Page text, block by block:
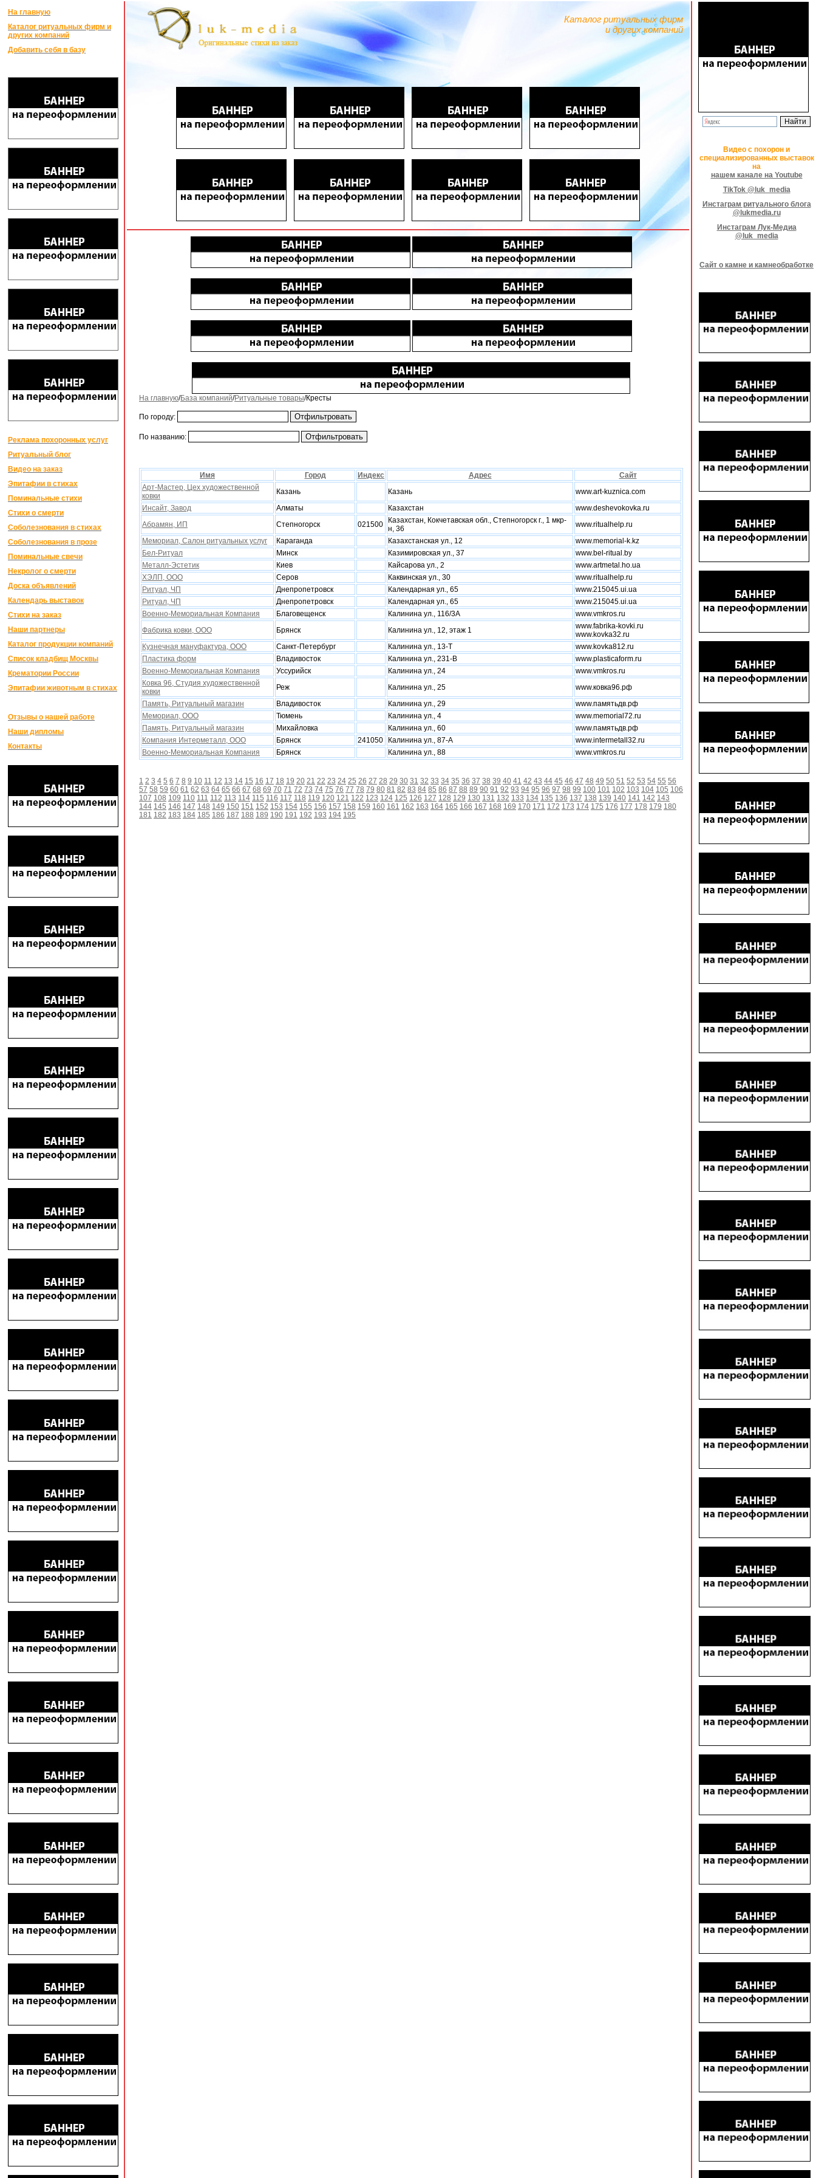
На главную
Каталог ритуальных фирм и
других компаний
Добавить себя в базу
Реклама похоронных услуг
Ритуальный блог
Видео на заказ
Эпитафии в стихах
Поминальные стихи
Стихи о смерти
Соболезнования в стихах
Соболезнования в прозе
Поминальные свечи
Некролог о смерти
Доска объявлений
Календарь выставок
Стихи на заказ
Наши партнеры
Каталог продукции компаний
Список кладбищ Москвы
Крематории России
Эпитафии животным в стихах
Отзывы о нашей работе
Наши дипломы
Контакты
Каталог ритуальных фирм
и других компаний
На главную/База компаний/Ритуальные товары/Кресты
По городу:
По названию:
Имя Город Индекс Адрес
Сайт
Арт-Мастер, Цеx xудожественной
ковки
Казань Казань
www.art-kuznica.com
Инсайт, Завод
Алматы Казахстан
www.deshevokovka.ru
Абрамян, ИП
Степногорск 021500
Казахстан, Кокчетавская обл., Степногорск г., 1 мкр-
н, 36
www.ritualhelp.ru
Мемориал, Салон ритуальныx услуг
Караганда Казахстанская ул., 12
www.memorial-k.kz
Бел-Ритуал
Минск Казимировская ул., 37
www.bel-ritual.by
Металл-Эстетик
Киев Кайсарова ул., 2
www.artmetal.ho.ua
ХЭЛП, ООО
Серов Каквинская ул., 30
www.ritualhelp.ru
Ритуал, ЧП
Днепропетровск Календарная ул., 65
www.215045.ui.ua
Ритуал, ЧП
Днепропетровск Календарная ул., 65
www.215045.ui.ua
Военно-Мемориальная Компания
Благовещенск Калинина ул., 116/3А
www.vmkros.ru
Фабрика ковки, ООО
Брянск Калинина ул., 12, этаж 1
www.fabrika-kovki.ru
www.kovka32.ru
Кузнечная мануфактура, ООО
Санкт-Петербург Калинина ул., 13-Т
www.kovka812.ru
Пластика форм
Владивосток Калинина ул., 231-В
www.plasticaform.ru
Военно-Мемориальная Компания
Уссурийск Калинина ул., 24
www.vmkros.ru
Ковка 96, Студия xудожественной
ковки
Реж Калинина ул., 25
www.ковка96.рф
Память, Ритуальный магазин
Владивосток Калинина ул., 29
www.памятьдв.рф
Мемориал, ООО
Тюмень Калинина ул., 4
www.memorial72.ru
Память, Ритуальный магазин
Миxайловка Калинина ул., 60
www.памятьдв.рф
Компания Интерметалл, ООО
Брянск 241050 Калинина ул., 87-А
www.intermetall32.ru
Военно-Мемориальная Компания
Брянск Калинина ул., 88 www.vmkros.ru
1 2 3 4 5 6 7 8 9 10 11 12 13 14 15 16 17 18 19 20 21 22 23 24 25 26 27 28 29 30 31 32 33 34 35 36 37 38 39 40 41 42 43 44 45 46 47 48 49 50 51 52 53 54 55 56
57 58 59 60 61 62 63 64 65 66 67 68 69 70 71 72 73 74 75 76 77 78 79 80 81 82 83 84 85 86 87 88 89 90 91 92 93 94 95 96 97 98 99 100 101 102 103 104 105 106
107 108 109 110 111 112 113 114 115 116 117 118 119 120 121 122 123 124 125 126 127 128 129 130 131 132 133 134 135 136 137 138 139 140 141 142 143
144 145 146 147 148 149 150 151 152 153 154 155 156 157 158 159 160 161 162 163 164 165 166 167 168 169 170 171 172 173 174 175 176 177 178 179 180
181 182 183 184 185 186 187 188 189 190 191 192 193 194 195
Видео с похорон и
специализированных выставок
на
нашем канале на Youtube
TikTok @luk_media
Инстаграм ритуального блога
@lukmedia.ru
Инстаграм Лук-Медиа
@luk_media
Сайт о камне и камнеобработке